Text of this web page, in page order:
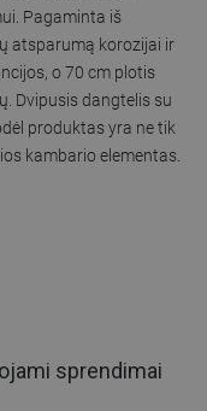
Pagaminta iš
atsparumą korozijai ir
o 70 cm plotis
Dvipusis dangtelis su
produktas yra ne tik
kambario elementas.
sprendimai